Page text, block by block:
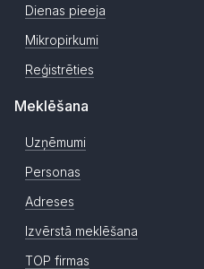
Dienas pieeja
Mikropirkumi
Reģistrēties
Meklēšana
Uzņēmumi
Personas
Adreses
Izvērstā meklēšana
TOP firmas